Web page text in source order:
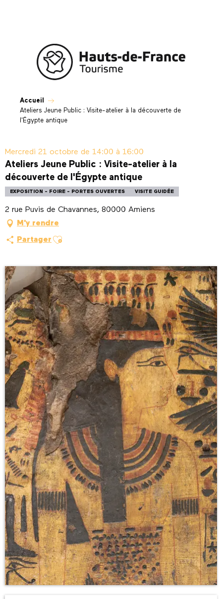
Accueil
Ateliers Jeune Public : Visite-atelier à la découverte de
l'Égypte antique
Mercredi 21 octobre de 14:00 à 16:00
Ateliers Jeune Public : Visite-atelier à la
découverte de l'Égypte antique
EXPOSITION - FOIRE - PORTES OUVERTES VISITE GUIDÉE
2 rue Puvis de Chavannes, 80000 Amiens
M'y rendre
Partager Ajouter aux favoris